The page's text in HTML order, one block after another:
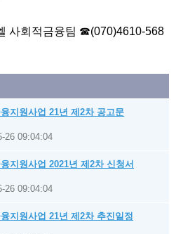
사회적금융팀 ☎(070)4610-568
지원사업 21년 제2차 공고문
26 09:04:04
지원사업 2021년 제2차 신청서
26 09:04:04
지원사업 21년 제2차 추진일정